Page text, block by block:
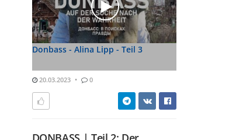
Donbass - Alina Lipp - Teil 3
20.03.2023 0